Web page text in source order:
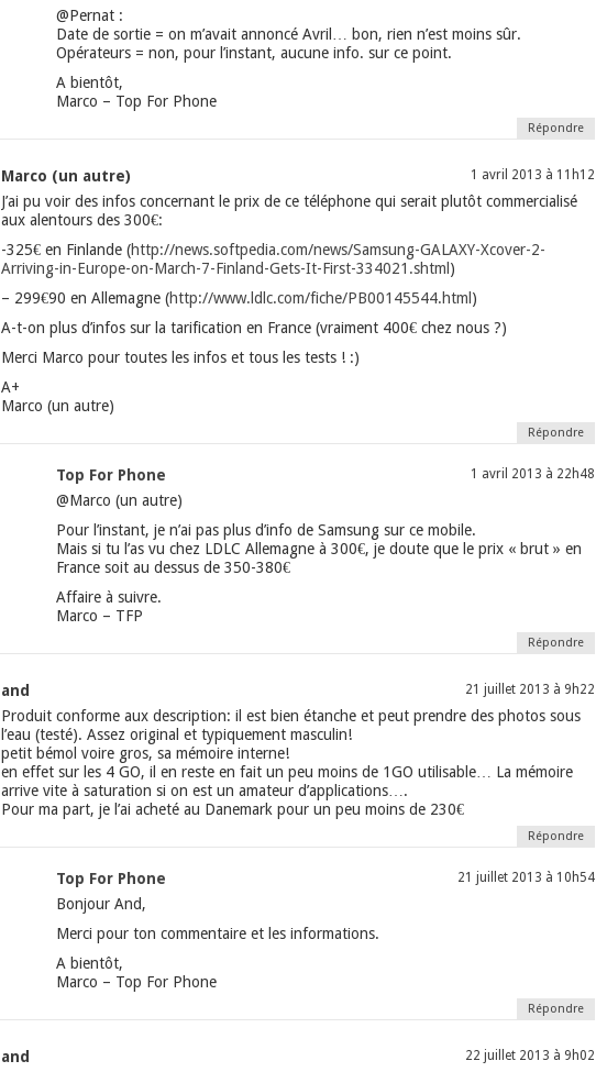
@Pernat :
Date de sortie = on m’avait annoncé Avril… bon, rien n’est moins sûr.
Opérateurs = non, pour l’instant, aucune info. sur ce point.
A bientôt,
Marco – Top For Phone
Répondre
Marco (un autre) 1 avril 2013 à 11h12
J’ai pu voir des infos concernant le prix de ce téléphone qui serait plutôt commercialisé
aux alentours des 300€:
-325€ en Finlande (http://news.softpedia.com/news/Samsung-GALAXY-Xcover-2-
Arriving-in-Europe-on-March-7-Finland-Gets-It-First-334021.shtml )
– 299€90 en Allemagne (http://www.ldlc.com/fiche/PB00145544.html )
A-t-on plus d’infos sur la tarification en France (vraiment 400€ chez nous ?)
Merci Marco pour toutes les infos et tous les tests ! :)
A+
Marco (un autre)
Répondre
Top For Phone 1 avril 2013 à 22h48
@Marco (un autre)
Pour l’instant, je n’ai pas plus d’info de Samsung sur ce mobile.
Mais si tu l’as vu chez LDLC Allemagne à 300€, je doute que le prix « brut » en
France soit au dessus de 350-380€
Affaire à suivre.
Marco – TFP
Répondre
and 21 juillet 2013 à 9h22
Produit conforme aux description: il est bien étanche et peut prendre des photos sous
l’eau (testé). Assez original et typiquement masculin!
petit bémol voire gros, sa mémoire interne!
en effet sur les 4 GO, il en reste en fait un peu moins de 1GO utilisable… La mémoire
arrive vite à saturation si on est un amateur d’applications….
Pour ma part, je l’ai acheté au Danemark pour un peu moins de 230€
Répondre
Top For Phone 21 juillet 2013 à 10h54
Bonjour And,
Merci pour ton commentaire et les informations.
A bientôt,
Marco – Top For Phone
Répondre
and 22 juillet 2013 à 9h02